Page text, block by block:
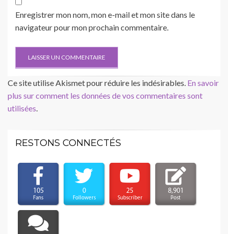
Enregistrer mon nom, mon e-mail et mon site dans le
navigateur pour mon prochain commentaire.
Ce site utilise Akismet pour réduire les indésirables. En savoir
plus sur comment les données de vos commentaires sont
utilisées.
RESTONS CONNECTÉS
105
Fans
0
Followers
25
Subscriber
8,901
Post